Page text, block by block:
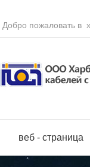
Добро пожаловать в
веб - страница